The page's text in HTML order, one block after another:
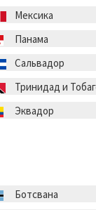
Мексика
Панама
Сальвадор
Тринидад и
Эквадор
Ботсвана